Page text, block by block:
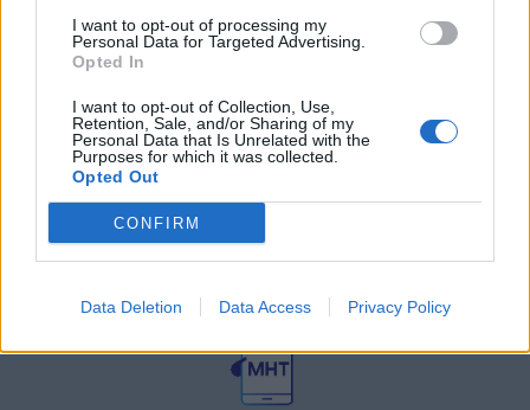
I want to opt-out of processing my
Personal Data for Targeted Advertising.
Opted In
I want to opt-out of Collection, Use,
Retention, Sale, and/or Sharing of my
Personal Data that Is Unrelated with the
Purposes for which it was collected.
Opted Out
CONFIRM
Data Deletion Data Access Privacy Policy
27 Φεβρουαρίου 2026